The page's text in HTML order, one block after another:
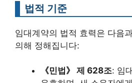
법적 기준
임대계약의 법적 효력은 다음
의해 정해집니다:
《민법》 제 628조: 임